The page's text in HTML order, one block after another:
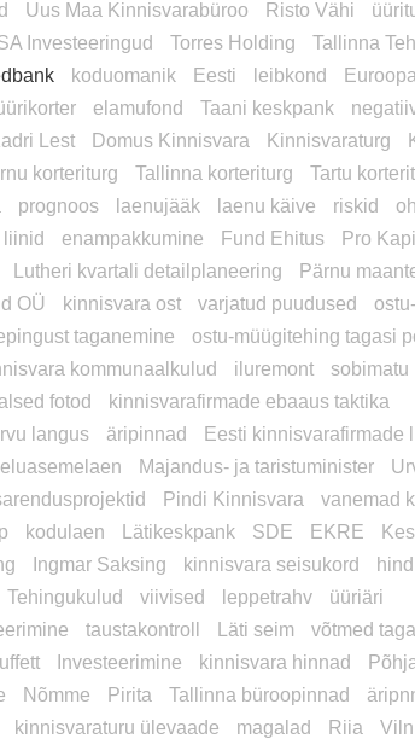
Uus Maa Kinnisvarabüroo Risto Vähi
Investeeringud Torres Holding Tallinna
koduomanik Eesti leibkond
elamufond Taani keskpank
Lest Domus Kinnisvara Kinnisvaraturg
korteriturg Tallinna korteriturg Tartu
prognoos laenujääk laenu käive riskid
liinid enampakkumine Fund Ehitus
Pro
Lutheri kvartali detailplaneering Pärnu
OÜ
kinnisvara ost varjatud puudused
taganemine
ostu-müügitehing tagasi
kommunaalkulud iluremont sobimatu
fotod
kinnisvarafirmade ebaaus taktika
langus
äripinnad Eesti kinnisvarafirmade
eluasemelaen Majandus- ja taristuminister
Pindi Kinnisvara vanemad
kodulaen Lätikeskpank SDE EKRE
Ingmar Saksing kinnisvara seisukord
Tehingukulud viivised leppetrahv
üüriäri
taustakontroll Läti seim võtmed
Investeerimine kinnisvara hinnad
Nõmme Pirita Tallinna büroopinnad
kinnisvaraturu ülevaade magalad Riia